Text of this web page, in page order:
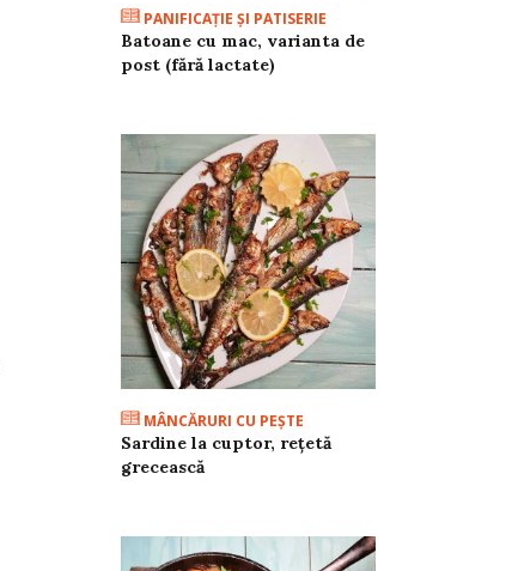
PANIFICAŢIE ŞI PATISERIE
Batoane cu mac, varianta de
post (fără lactate)
MÂNCĂRURI CU PEŞTE
Sardine la cuptor, rețetă
grecească